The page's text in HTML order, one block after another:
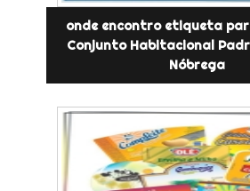
onde encontro etiqueta
Conjunto Habitacional
Nóbrega